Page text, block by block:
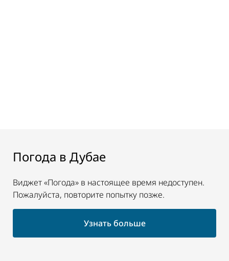
Погода в Дубае
Виджет «Погода» в настоящее время недоступен.
Пожалуйста, повторите попытку позже.
Узнать больше